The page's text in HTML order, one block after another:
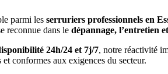
parmi les serruriers professionnels en
reconnue dans le dépannage, l’entretien
24h/24 et 7j/7, notre réactivité
conformes aux exigences du secteur.